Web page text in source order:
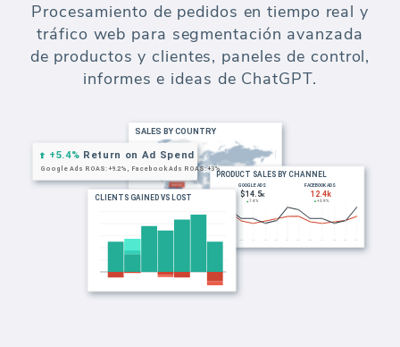
Procesamiento de pedidos en tiempo real y
tráfico web para segmentación avanzada
de productos y clientes, paneles de control,
informes e ideas de ChatGPT.